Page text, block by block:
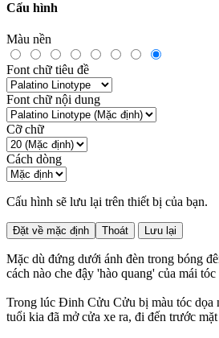
Cấu hình
Màu nền
Font chữ tiêu đề
Font chữ nội dung
Cỡ chữ
Cách dòng
Cấu hình sẽ lưu lại trên thiết bị của bạn.
Đặt về mặc định Thoát Lưu lại
Mặc dù đứng dưới ánh đèn trong bóng
cách nào che đậy 'hào quang' của mái
Trong lúc Đinh Cửu Cửu bị màu tóc dọa
tuổi kia đã mở cửa xe ra, đi đến trước